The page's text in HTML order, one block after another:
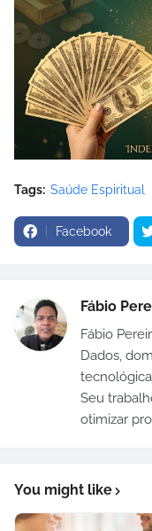
Tags: Saúde Espiritual
Facebook
Fábio
Fábio
Dados,
Seu
otimizar
You might like